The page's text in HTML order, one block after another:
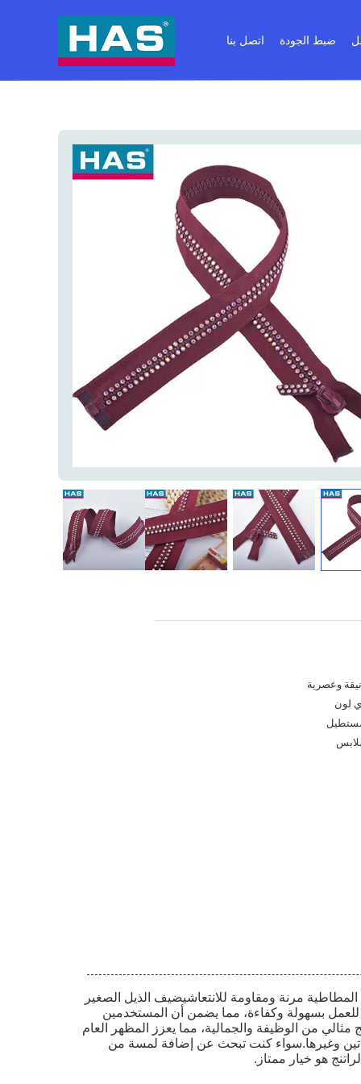
ضبط الجودة اتصل بنا
وعصرية
لون
مرنة ومقاومة للانتعاشيضيف الذيل الصغير
بسهولة وكفاءة، مما يضمن أن المستخدمين
من الوظيفة والجمالية، مما يعزز المظهر العام
وغيرها.سواء كنت تبحث عن إضافة لمسة من
هو خيار ممتاز.